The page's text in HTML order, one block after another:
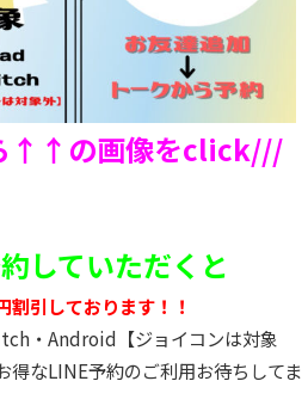
↑↑の画像をclick///
していただくと
割引しております！！
・Android【ジョイコンは対象
得なLINE予約のご利用お待ちしてま